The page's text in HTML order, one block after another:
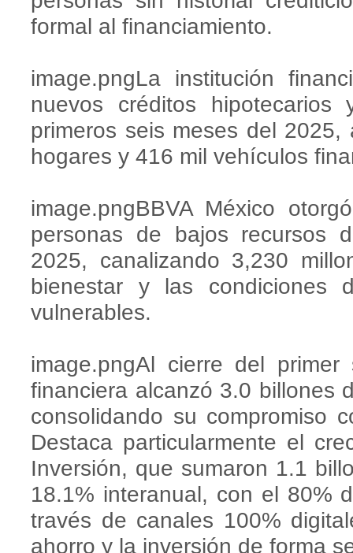
formal al financiamiento.
image.pngLa institución
nuevos créditos
primeros seis meses del
hogares y 416 mil vehículos
image.pngBBVA México
personas de bajos recursos
2025, canalizando 3,230
bienestar y las condiciones
vulnerables.
image.pngAl cierre del
financiera alcanzó 3.0 billones
consolidando su compromiso
Destaca particularmente el
Inversión, que sumaron 1.1
18.1% interanual, con el 80%
través de canales 100%
ahorro y la inversión de forma